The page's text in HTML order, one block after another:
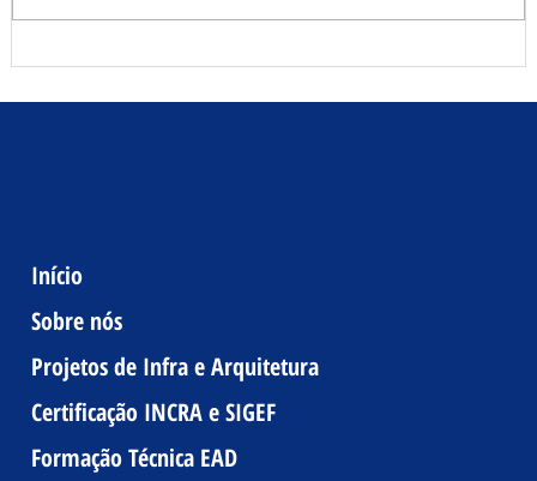
Início
Sobre nós
Projetos de Infra e Arquitetura
Certificação INCRA e SIGEF
Formação Técnica EAD